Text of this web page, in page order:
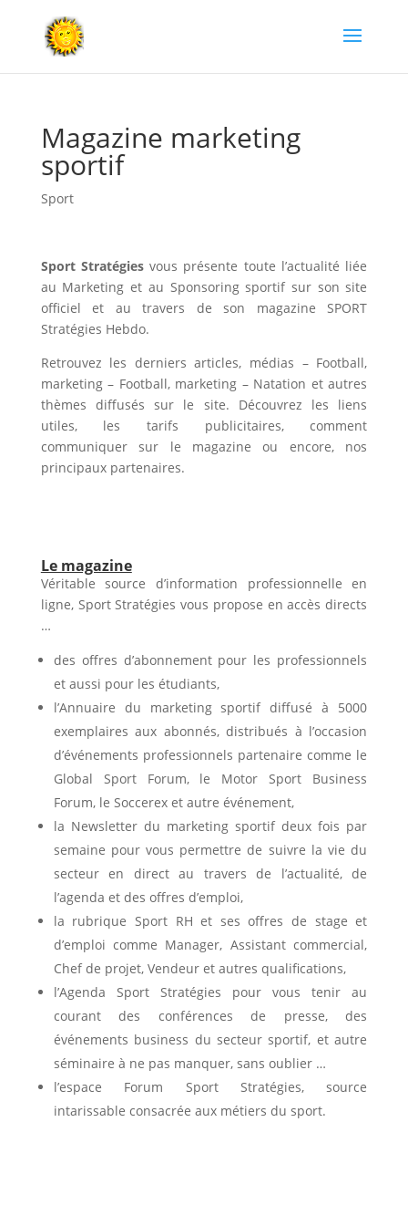
Magazine marketing
sportif
Sport
Sport Stratégies vous présente toute l’actualité liée
au Marketinget au Sponsoringsportif sur son site
officiel et au travers de son magazine SPORT
Stratégies Hebdo.
Retrouvez les derniers articles, médias – Football,
marketing – Football, marketing – Natation et autres
thèmes diffusés sur le site. Découvrez les liens
utiles, les tarifs publicitaires, comment
communiquer sur le magazine ou encore, nos
principaux partenaires.
Le magazine
Véritable source d’information professionnelle en
ligne, Sport Stratégies vous propose en accès directs
…
des offres d’abonnement pour les professionnels
et aussi pour les étudiants,
l’Annuaire du marketing sportif diffusé à 5000
exemplaires aux abonnés, distribués à l’occasion
d’événements professionnels partenaire comme le
Global Sport Forum, le Motor Sport Business
Forum, le Soccerex et autre événement,
la Newsletterdu marketing sportif deux fois par
semaine pour vous permettre de suivre la vie du
secteur en direct au travers de l’actualité, de
l’agenda et des offres d’emploi,
la rubrique Sport RHet ses offres de stage et
d’emploi comme Manager, Assistant commercial,
Chef de projet, Vendeur et autres qualifications,
l’Agenda Sport Stratégies pour vous tenir au
courant des conférences de presse, des
événements business du secteur sportif, et autre
séminaire à ne pas manquer, sans oublier …
l’espace Forum Sport Stratégies, source
intarissable consacrée aux métiers du sport.